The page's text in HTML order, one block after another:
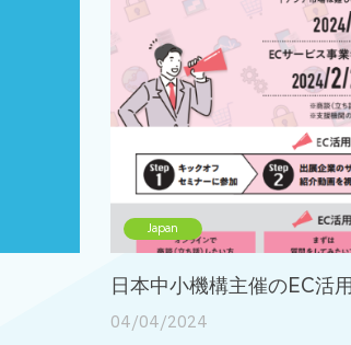
Japan
日本中小機構主催のEC活
04/04/2024